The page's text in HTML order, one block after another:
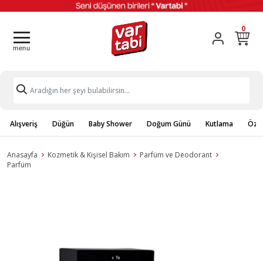
0
Alışveriş Düğün Baby Shower Doğum Günü Kutlama
Anasayfa Kozmetik & Kişisel Bakım
Parfüm ve Deodorant
Parfüm